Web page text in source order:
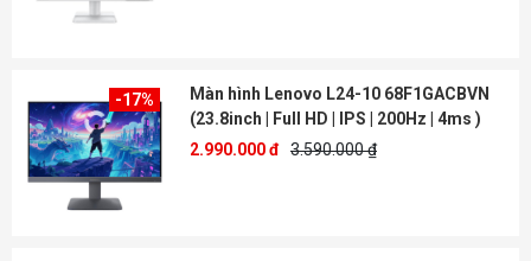
-17%
Màn hình Lenovo L24-10 68F1GACBVN
(23.8inch | Full HD | IPS | 200Hz | 4ms )
2.990.000 đ 3.590.000 ₫